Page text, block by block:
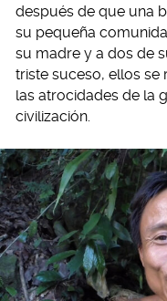
después de que una
su pequeña
su madre y a dos de
triste suceso, ellos se
las atrocidades de la
civilización.